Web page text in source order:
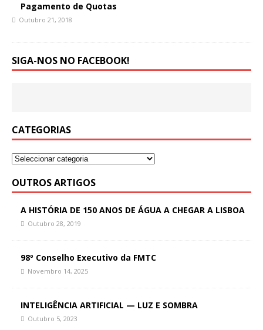
Pagamento de Quotas
Outubro 21, 2018
SIGA-NOS NO FACEBOOK!
CATEGORIAS
OUTROS ARTIGOS
A HISTÓRIA DE 150 ANOS DE ÁGUA A CHEGAR A LISBOA
Outubro 28, 2019
98º Conselho Executivo da FMTC
Novembro 14, 2025
INTELIGÊNCIA ARTIFICIAL — LUZ E SOMBRA
Outubro 5, 2023